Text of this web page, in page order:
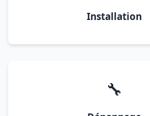
Installation
🔧